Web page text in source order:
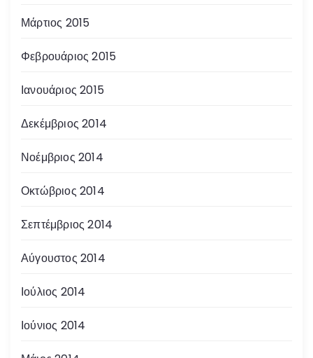
Μάρτιος 2015
Φεβρουάριος 2015
Ιανουάριος 2015
Δεκέμβριος 2014
Νοέμβριος 2014
Οκτώβριος 2014
Σεπτέμβριος 2014
Αύγουστος 2014
Ιούλιος 2014
Ιούνιος 2014